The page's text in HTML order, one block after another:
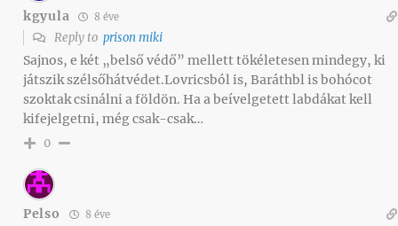
kgyula 8 éve
Reply to prison miki
Sajnos, e két „belső védő” mellett tökéletesen mindegy, ki
játszik szélsőhátvédet.Lovricsból is, Baráthbl is bohócot
szoktak csinálni a földön. Ha a beívelgetett labdákat kell
kifejelgetni, még csak-csak…
0
Pelso 8 éve